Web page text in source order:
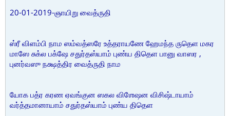
20-01-2019-ஞாயிறு வைத்ருதி
ஸ்ரீ விளம்பி நாம ஸம்வத்ஸரே உத்தராயணே ஹேமந்த ருதெள மகர
மாஸே சுக்ல பக்ஷே சதுர்தஸ்யாம் புண்ய திதெள பானு வாஸர ,
புனர்வஸு நக்ஷத்திர வைத்ருதி நாம
யோக பத்ர கரண ஏவங்குன ஸகல விஶேஷன விசிஷ்டாயாம்
வர்த்தமானாயாம் சதுர்தஸ்யாம் புண்ய திதெள